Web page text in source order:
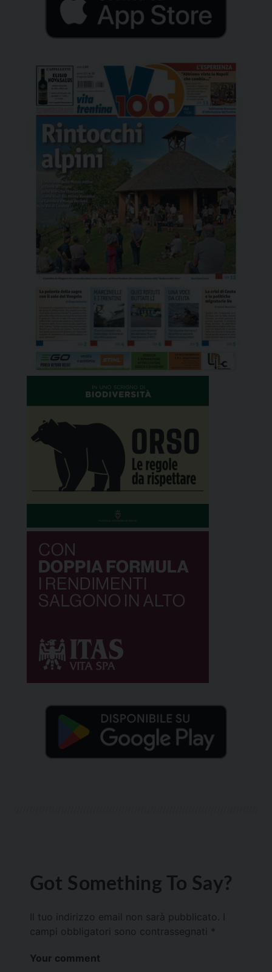
Got Something To Say?
Il tuo indirizzo email non sarà pubblicato.
campi obbligatori sono contrassegnati *
Your comment